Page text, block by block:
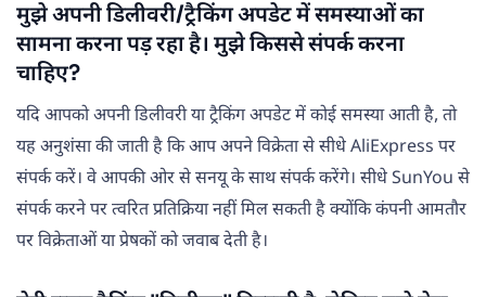
मुझे अपनी डिलीवरी/ट्रैकिंग अपडेट में समस्याओं का
सामना करना पड़ रहा है। मुझे किससे संपर्क करना
चाहिए?
यदि आपको अपनी डिलीवरी या ट्रैकिंग अपडेट में कोई समस्या आती है, तो
यह अनुशंसा की जाती है कि आप अपने विक्रेता से सीधे AliExpress पर
संपर्क करें। वे आपकी ओर से सनयू के साथ संपर्क करेंगे। सीधे SunYou से
संपर्क करने पर त्वरित प्रतिक्रिया नहीं मिल सकती है क्योंकि कंपनी आमतौर
पर विक्रेताओं या प्रेषकों को जवाब देती है।